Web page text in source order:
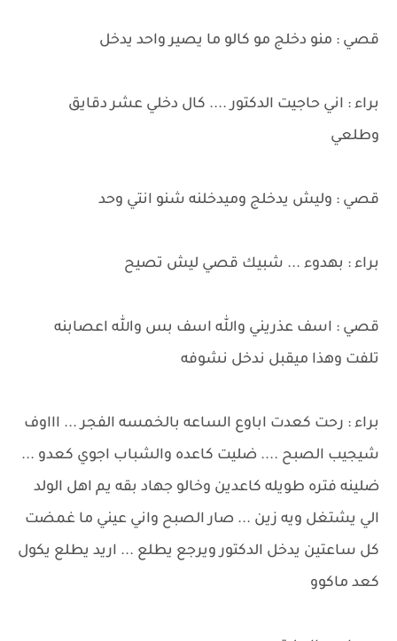
قصي : منو دخلج مو كالو ما يصير واحد يدخل
براء : اني حاجيت الدكتور .... كال دخلي عشر دقايق
وطلعي
قصي : وليش يدخلج وميدخلنه شنو انتي وحد
براء : بهدوء ... شبيك قصي ليش تصيح
قصي : اسف عذريني والله اسف بس والله اعصابنه
تلفت وهذا ميقبل ندخل نشوفه
براء : رحت كعدت اباوع الساعه بالخمسه الفجر ... اااوف
شيجيب الصبح .... ضليت كاعده والشباب اجوي كعدو ...
ضلينه فتره طويله كاعدين وخالو جهاد بقه يم اهل الولد
الي يشتغل ويه زين ... صار الصبح واني عيني ما غمضت
كل ساعتين يدخل الدكتور ويرجع يطلع ... اريد يطلع يكول
كعد ماكوو